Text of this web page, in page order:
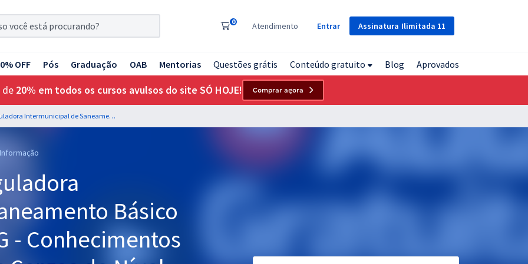
Assinatura Ilimitada 11
0 Atendimento Entrar
OFF Pós Graduação OAB Mentorias Questões grátis Conteúdo gratuito Blog Aprovados
de 20% em todos os cursos avulsos do site SÓ HOJE! Comprar agora
ARISB - Agência Reguladora Intermunicipal de Saneamento Básico de Minas Gerais - MG - Conhecimentos Básicos Comuns aos Cargos de Nível Superior com a Equipe Gran
Básico
- Conhecimentos